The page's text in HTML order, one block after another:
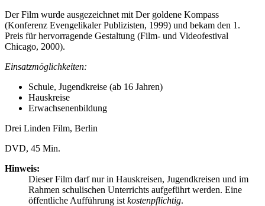
Der Film wurde ausgezeichnet mit Der goldene Kompass
(Konferenz Evengelikaler Publizisten, 1999) und bekam den 1.
Preis für hervorragende Gestaltung (Film- und Videofestival
Chicago, 2000).
Einsatzmöglichkeiten:
Schule, Jugendkreise (ab 16 Jahren)
Hauskreise
Erwachsenenbildung
Drei Linden Film, Berlin
DVD, 45 Min.
Hinweis:
Dieser Film darf nur in Hauskreisen, Jugendkreisen und im
Rahmen schulischen Unterrichts aufgeführt werden. Eine
öffentliche Aufführung ist kostenpflichtig.